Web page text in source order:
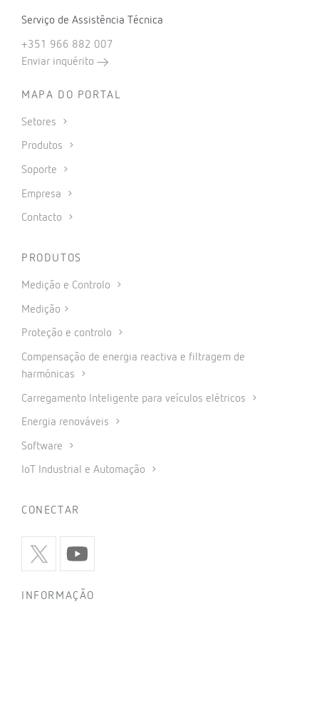
Serviço de Assistência Técnica
+351 966 882 007
Enviar inquérito
MAPA DO PORTAL
Setores
Produtos
Soporte
Empresa
Contacto
PRODUTOS
Medição e Controlo
Medição
Proteção e controlo
Compensação de energia reactiva e filtragem de
harmónicas
Carregamento Inteligente para veículos elétricos
Energia renováveis
Software
IoT Industrial e Automação
CONECTAR
INFORMAÇÃO